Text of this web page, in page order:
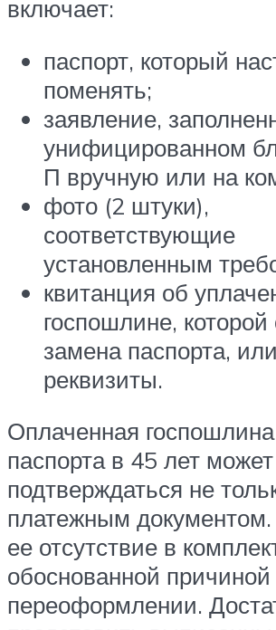
включает:
паспорт, который
поменять;
заявление,
унифицированном
П вручную или на
фото (2 штуки),
соответствующие
установленным
квитанция об
госпошлине, которой
замена паспорта,
реквизиты.
Оплаченная
паспорта в 45 лет может
подтверждаться не
платежным
ее отсутствие в
обоснованной причиной
переоформлении.